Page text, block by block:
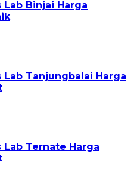
Lab Binjai Harga
Lab Tanjungbalai Harga
Lab Ternate Harga